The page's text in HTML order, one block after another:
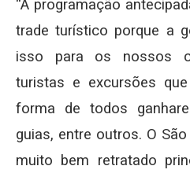
“A programação
trade turístico porque a
isso para os nossos
turistas e excursões
forma de todos
guias, entre outros. O
muito bem retratado